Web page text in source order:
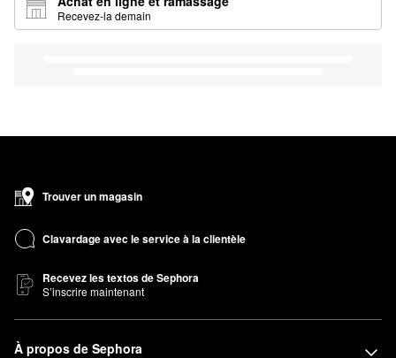
Recevez-la demain
Trouver un magasin
Clavardage avec le service à la clientèle
Recevez les textos de Sephora
S’inscrire maintenant
À propos de Sephora